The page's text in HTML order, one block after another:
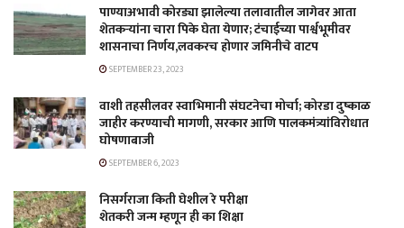
पाण्याअभावी कोरड्या झालेल्या तलावातील जागेवर आता
शेतकऱ्यांना चारा पिके घेता येणार; टंचाईच्या पार्श्वभूमीवर
शासनाचा निर्णय,लवकरच होणार जमिनीचे वाटप
SEPTEMBER 23, 2023
वाशी तहसीलवर स्वाभिमानी संघटनेचा मोर्चा; कोरडा दुष्काळ
जाहीर करण्याची मागणी, सरकार आणि पालकमंत्र्यांविरोधात
घोषणाबाजी
SEPTEMBER 6, 2023
निसर्गराजा किती घेशील रे परीक्षा
शेतकरी जन्म म्हणून ही का शिक्षा